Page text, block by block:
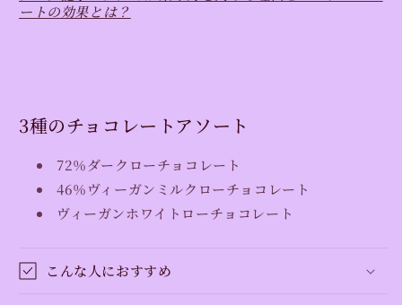
ートの効果とは？
3種のチョコレートアソート
72％ダークローチョコレート
46％ヴィーガンミルクローチョコレート
ヴィーガンホワイトローチョコレート
こんな人におすすめ